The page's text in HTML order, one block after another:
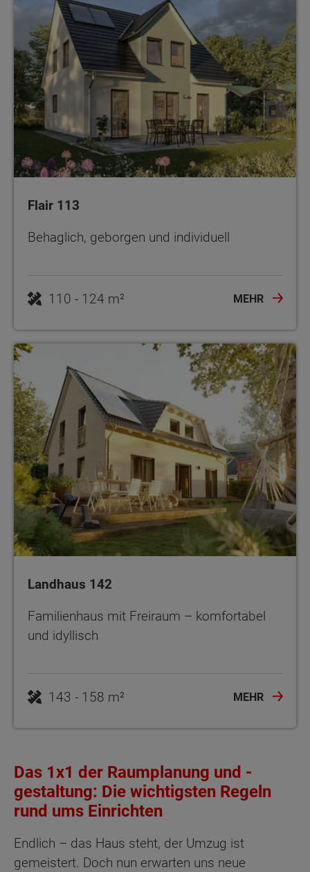
Flair 113
Behaglich, geborgen und individuell
110 - 124 m² MEHR
Landhaus 142
Familienhaus mit Freiraum – komfortabel
und idyllisch
143 - 158 m² MEHR
Das 1x1 der Raumplanung und -
gestaltung: Die wichtigsten Regeln
rund ums Einrichten
Endlich – das Haus steht, der Umzug ist
gemeistert. Doch nun erwarten uns neue